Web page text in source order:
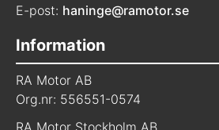
E-post: haninge@ramotor.se
Information
RA Motor AB
Org.nr: 556551-0574
RA Motor Stockholm AB